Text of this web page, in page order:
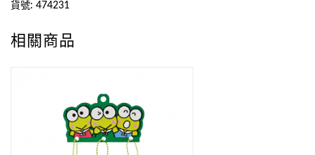
貨號: 474231
相關商品